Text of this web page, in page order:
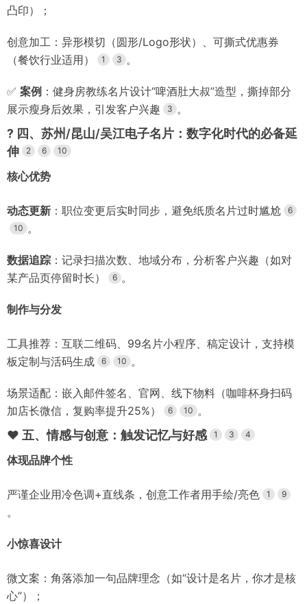
凸印）；
创意加工：异形模切（圆形/Logo形状）、可撕式优惠券
（餐饮行业适用）
1 3 。
✅ 案例 ：健身房教练名片设计“啤酒肚大叔”造型，撕掉部分
展示瘦身后效果，引发客户兴趣
3 。
? 四、苏州/昆山/吴江电子名片：数字化时代的必备延
伸
2 6 10
核心优势
动态更新 ：职位变更后实时同步，避免纸质名片过时尴尬
6
10 。
数据追踪 ：记录扫描次数、地域分布，分析客户兴趣（如对
某产品页停留时长）
6 。
制作与分发
工具推荐：互联二维码、99名片小程序、稿定设计，支持模
板定制与活码生成
6 10 。
场景适配：嵌入邮件签名、官网、线下物料（咖啡杯身扫码
加店长微信，复购率提升25%）
6 10 。
❤️ 五、情感与创意：触发记忆与好感 1 3 4
体现品牌个性
严谨企业用冷色调+直线条，创意工作者用手绘/亮色 1 9
。
小惊喜设计
微文案：角落添加一句品牌理念（如“设计是名片，你才是核
心”）；